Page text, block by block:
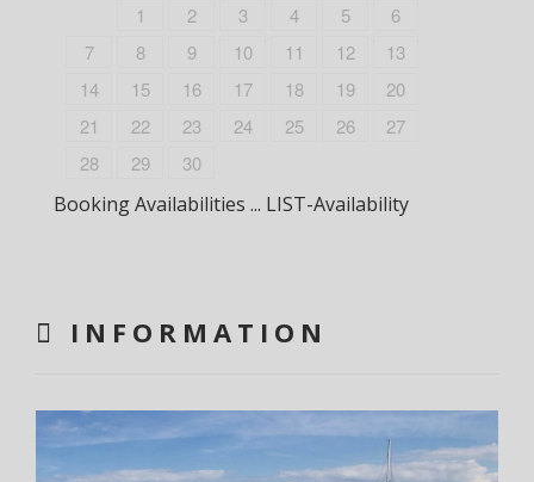
1 2 3 4 5
6
7
8 9 10 11 12
13
14
15 16 17 18 19
20
21
22 23 24 25 26
27
28
29 30
Booking Availabilities ... LIST-Availability
INFORMATION